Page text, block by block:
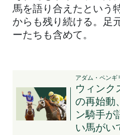
馬を語り合えたという
からも残り続ける。足
ーたちも含めて。
アダム・ペンギ
ウィンク
の再始動
ン騎手が
い馬がい